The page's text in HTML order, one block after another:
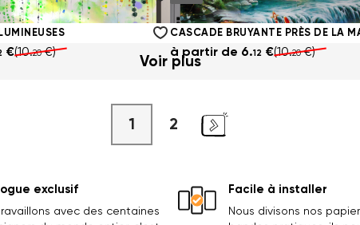
€(10.20€) à partir de6.12€(10.20€)
€(10.20€) à partir de 6.12 €(10.20€)
Voir plus
1 2
exclusif
avec des centaines
Facile à installer
Nous divisons nos